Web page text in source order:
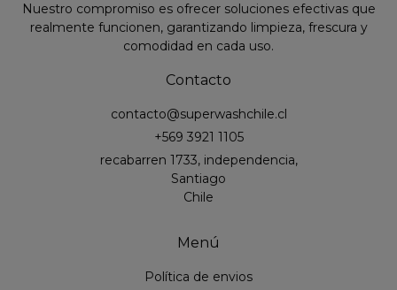
Nuestro compromiso es ofrecer soluciones efectivas que
realmente funcionen, garantizando limpieza, frescura y
comodidad en cada uso.
Contacto
contacto@superwashchile.cl
+569 3921 1105
recabarren 1733, independencia,
Santiago
Chile
Menú
Política de envios